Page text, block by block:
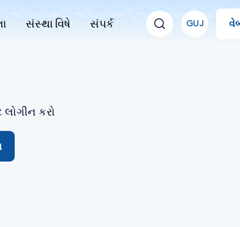
સંસ્થા વિષે સંપર્ક GUJ
કરો